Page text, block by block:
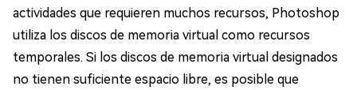
actividades que requieren muchos recursos, Photoshop
utiliza los discos de memoria virtual como recursos
temporales. Si los discos de memoria virtual designados
no tienen suficiente espacio libre, es posible que